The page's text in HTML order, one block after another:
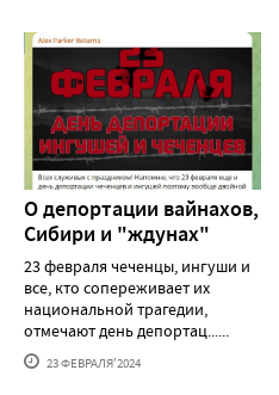
О депортации вайнахов,
Сибири и "ждунах"
23 февраля чеченцы, ингуши и
все, кто сопереживает их
национальной трагедии,
отмечают день депортац......
23 ФЕВРАЛЯ'2024